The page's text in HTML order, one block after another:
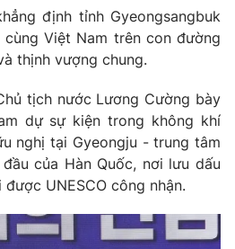
định tỉnh Gyeongsangbuk
Việt Nam trên con đường
thịnh vượng chung.
tịch nước Lương Cường bày
dự sự kiện trong không khí
nghị tại Gyeongju - trung tâm
của Hàn Quốc, nơi lưu dấu
UNESCO công nhận.